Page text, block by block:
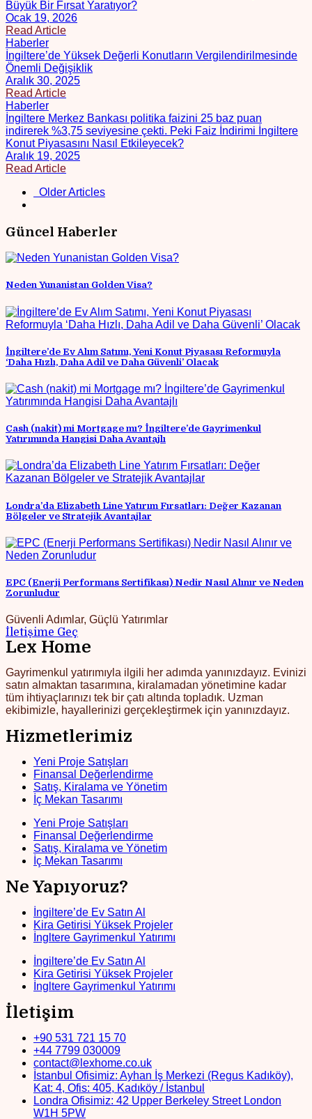
Büyük Bir Fırsat Yaratıyor?
Ocak 19, 2026
Read Article
Haberler
İngiltere’de Yüksek Değerli Konutların Vergilendirilmesinde
Önemli Değişiklik
Aralık 30, 2025
Read Article
Haberler
İngiltere Merkez Bankası politika faizini 25 baz puan
indirerek %3,75 seviyesine çekti. Peki Faiz İndirimi İngiltere
Konut Piyasasını Nasıl Etkileyecek?
Aralık 19, 2025
Read Article
Older Articles
Güncel Haberler
Neden Yunanistan Golden Visa?
İngiltere’de Ev Alım Satımı, Yeni Konut Piyasası Reformuyla
‘Daha Hızlı, Daha Adil ve Daha Güvenli’ Olacak
Cash (nakit) mi Mortgage mı? İngiltere’de Gayrimenkul
Yatırımında Hangisi Daha Avantajlı
Londra’da Elizabeth Line Yatırım Fırsatları: Değer Kazanan
Bölgeler ve Stratejik Avantajlar
EPC (Enerji Performans Sertifikası) Nedir Nasıl Alınır ve Neden
Zorunludur
Güvenli Adımlar, Güçlü Yatırımlar
İletişime Geç
Lex Home
Gayrimenkul yatırımıyla ilgili her adımda yanınızdayız. Evinizi
satın almaktan tasarımına, kiralamadan yönetimine kadar
tüm ihtiyaçlarınızı tek bir çatı altında topladık. Uzman
ekibimizle, hayallerinizi gerçekleştirmek için yanınızdayız.
Hizmetlerimiz
Yeni Proje Satışları
Finansal Değerlendirme
Satış, Kiralama ve Yönetim
İç Mekan Tasarımı
Yeni Proje Satışları
Finansal Değerlendirme
Satış, Kiralama ve Yönetim
İç Mekan Tasarımı
Ne Yapıyoruz?
İngiltere’de Ev Satın Al
Kira Getirisi Yüksek Projeler
İngltere Gayrimenkul Yatırımı
İngiltere’de Ev Satın Al
Kira Getirisi Yüksek Projeler
İngltere Gayrimenkul Yatırımı
İletişim
+90 531 721 15 70
+44 7799 030009
contact@lexhome.co.uk
İstanbul Ofisimiz: Ayhan İş Merkezi (Regus Kadıköy),
Kat: 4, Ofis: 405, Kadıköy / İstanbul
Londra Ofisimiz: 42 Upper Berkeley Street London
W1H 5PW